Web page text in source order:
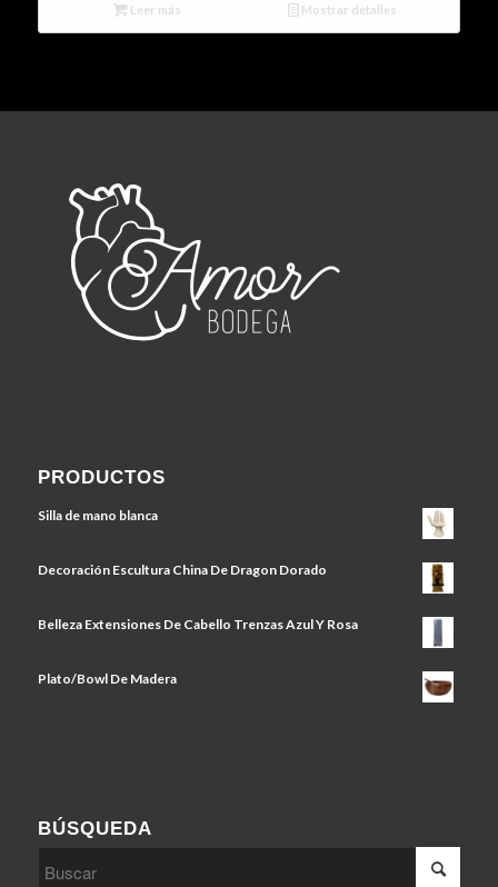
Leer más Mostrar detalles
PRODUCTOS
Silla de mano blanca
Decoración Escultura China De Dragon Dorado
Belleza Extensiones De Cabello Trenzas Azul Y Rosa
Plato/Bowl De Madera
BÚSQUEDA